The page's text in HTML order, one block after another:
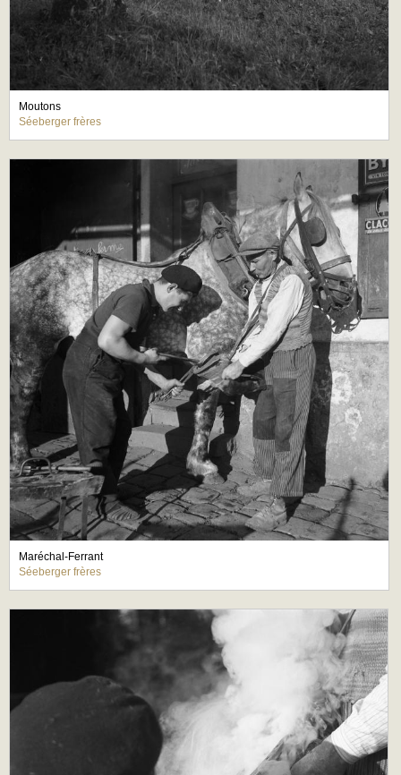
Moutons
Séeberger frères
Maréchal-Ferrant
Séeberger frères